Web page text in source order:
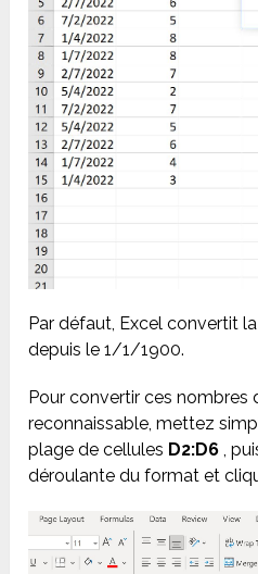
Par défaut, Excel convertit
depuis le 1/1/1900.
Pour convertir ces
reconnaissable, mettez
plage de cellules D2:D6 ,
déroulante du format et